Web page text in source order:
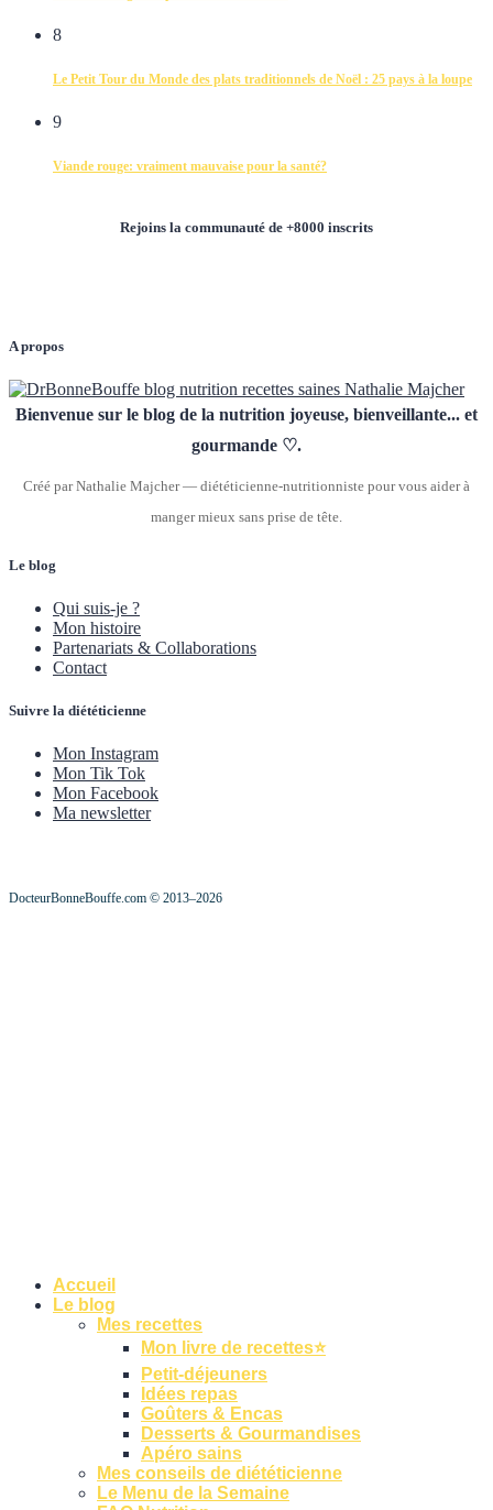
8
Le Petit Tour du Monde des plats traditionnels de Noël : 25 pays à la loupe
9
Viande rouge: vraiment mauvaise pour la santé?
Rejoins la communauté de +8000 inscrits
A propos
Bienvenue sur le blog de la nutrition joyeuse, bienveillante... et
gourmande ♡.
Créé par Nathalie Majcher — diététicienne-nutritionniste pour vous aider à
manger mieux sans prise de tête.
Le blog
Qui suis-je ?
Mon histoire
Partenariats & Collaborations
Contact
Suivre la diététicienne
Mon Instagram
Mon Tik Tok
Mon Facebook
Ma newsletter
DocteurBonneBouffe.com © 2013–2026
Accueil
Le blog
Mes recettes
Mon livre de recettes⭐
Petit-déjeuners
Idées repas
Goûters & Encas
Desserts & Gourmandises
Apéro sains
Mes conseils de diététicienne
Le Menu de la Semaine